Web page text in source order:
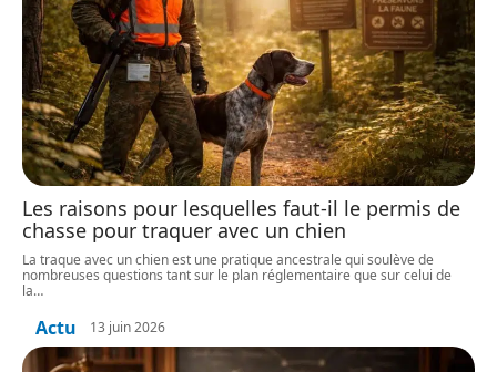
Les raisons pour lesquelles faut-il le permis de
chasse pour traquer avec un chien
La traque avec un chien est une pratique ancestrale qui soulève de
nombreuses questions tant sur le plan réglementaire que sur celui de
la…
Actu 13 juin 2026